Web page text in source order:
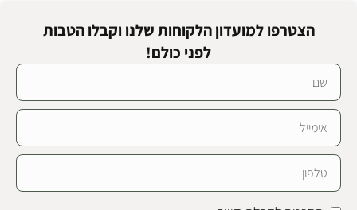
הצטרפו למועדון הלקוחות שלנו וקבלו הטבות
לפני כולם!